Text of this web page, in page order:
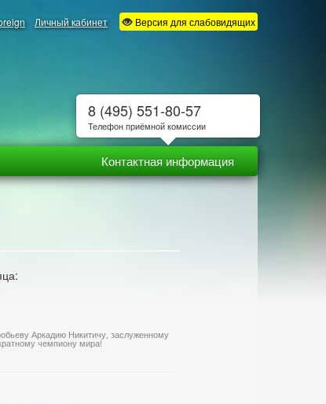
Личный кабинет Версия для слабовидящих
Контактная информация
Аркадию Никитичу, заслуженному
чемпиону мира!
8 (495) 551-80-57
Телефон приёмной комиссии